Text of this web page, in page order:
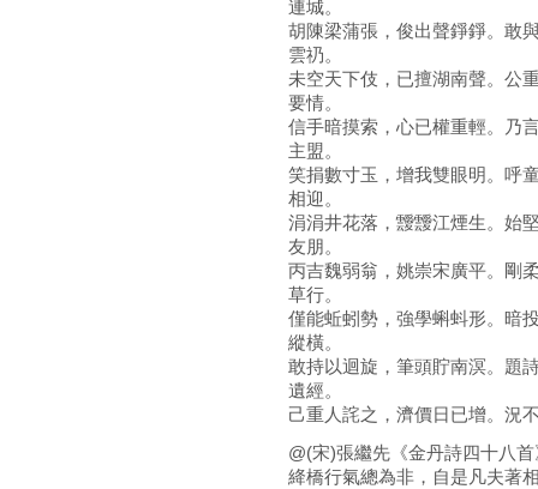
連城。
胡陳梁蒲張，俊出聲錚錚。敢
雲礽。
未空天下伎，已擅湖南聲。公
要情。
信手暗摸索，心已權重輕。乃
主盟。
笑捐數寸玉，增我雙眼明。呼
相迎。
涓涓井花落，靉靉江煙生。始
友朋。
丙吉魏弱翁，姚崇宋廣平。剛
草行。
僅能蚯蚓勢，強學蝌蚪形。暗
縱橫。
敢持以迴旋，筆頭貯南溟。題
遺經。
己重人詫之，濟價日已增。況
@(宋)張繼先《金丹詩四十八
絳橋行氣總為非，自是凡夫著